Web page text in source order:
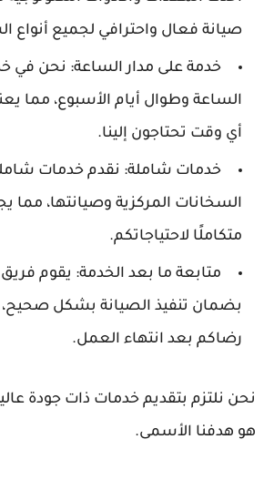
صيانة فعال واحترافي لجميع أنواع
خدمة على مدار الساعة: نحن في
الساعة وطوال أيام الأسبوع، مما
أي وقت تحتاجون إلينا.
خدمات شاملة: نقدم خدمات
السخانات المركزية وصيانتها، مما
متكاملًا لاحتياجاتكم.
متابعة ما بعد الخدمة: يقوم فريق
بضمان تنفيذ الصيانة بشكل
رضاكم بعد انتهاء العمل.
نحن نلتزم بتقديم خدمات ذات جودة
هو هدفنا الأسمى.